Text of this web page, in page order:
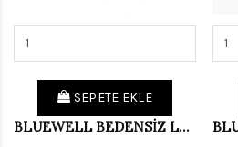
SEPETE EKLE
BLUEWELL BEDENSİZ LUMBOSTAD KORSE BD260K